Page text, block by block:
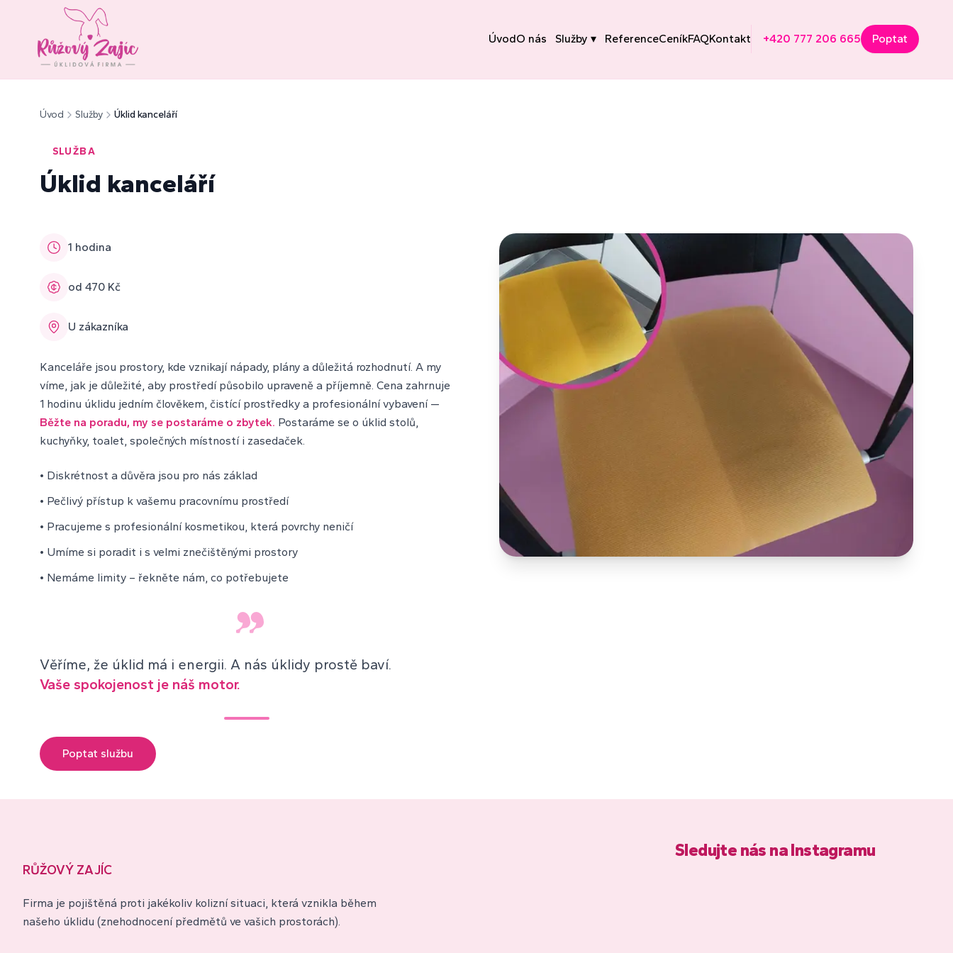
ÚvodO nás Služby ▾ ReferenceCeníkFAQKontakt +420 777 206 665 Poptat
Úvod Služby Úklid kanceláří
SLUŽBA
Úklid kanceláří
1 hodina
od 470 Kč
U zákazníka
Kanceláře jsou prostory, kde vznikají nápady, plány a důležitá rozhodnutí. A my
víme, jak je důležité, aby prostředí působilo upraveně a příjemně. Cena zahrnuje
1 hodinu úklidu jedním člověkem, čistící prostředky a profesionální vybavení —
Běžte na poradu, my se postaráme o zbytek. Postaráme se o úklid stolů,
kuchyňky, toalet, společných místností i zasedaček.
• Diskrétnost a důvěra jsou pro nás základ
• Pečlivý přístup k vašemu pracovnímu prostředí
• Pracujeme s profesionální kosmetikou, která povrchy neničí
• Umíme si poradit i s velmi znečištěnými prostory
• Nemáme limity – řekněte nám, co potřebujete
Věříme, že úklid má i energii. A nás úklidy prostě baví.
Vaše spokojenost je náš motor.
Poptat službu
RŮŽOVÝ ZAJÍC
Firma je pojištěná proti jakékoliv kolizní situaci, která vznikla během
našeho úklidu (znehodnocení předmětů ve vašich prostorách).
Sledujte nás na Instagramu